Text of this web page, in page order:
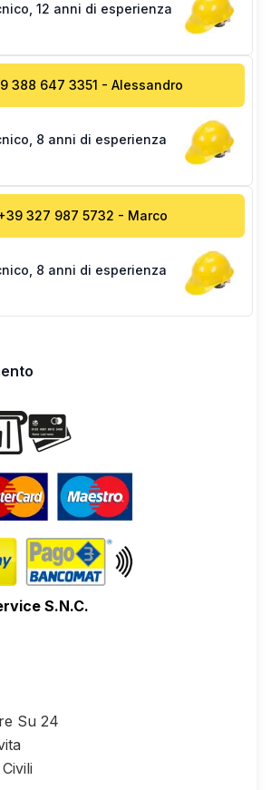
12 anni di esperienza
388 647 3351 - Alessandro
8 anni di esperienza
327 987 5732 - Marco
8 anni di esperienza
S.N.C.
Su 24